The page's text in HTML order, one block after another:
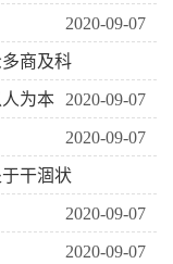
2020-09-07
商及科
2020-09-07
为本
2020-09-07
干涸状
2020-09-07
2020-09-07